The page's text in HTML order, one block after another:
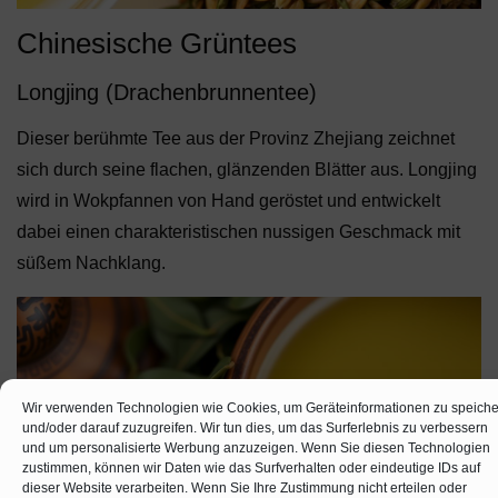
Wir verwenden Technologien wie Cookies, um Geräteinformationen zu
und/oder darauf zuzugreifen. Wir tun dies, um das Surferlebnis zu verbessern
und um personalisierte Werbung anzuzeigen. Wenn Sie diesen Technologien
zustimmen, können wir Daten wie das Surfverhalten oder eindeutige IDs auf
dieser Website verarbeiten. Wenn Sie Ihre Zustimmung nicht erteilen oder
Chinesische Grüntees
Longjing (Drachenbrunnentee)
Dieser berühmte Tee aus der Provinz Zhejiang zeichnet
sich durch seine flachen, glänzenden Blätter aus. Longjing
wird in Wokpfannen von Hand geröstet und entwickelt
dabei einen charakteristischen nussigen Geschmack mit
süßem Nachklang.